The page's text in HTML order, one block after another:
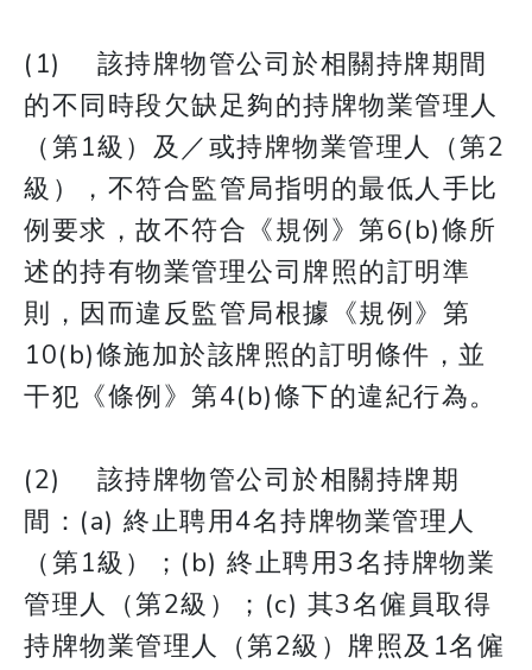
(1) 該持牌物管公司於相關持牌期間
的不同時段欠缺足夠的持牌物業管理人
（第1級）及／或持牌物業管理人（第2
級），不符合監管局指明的最低人手比
例要求，故不符合《規例》第6(b)條所
述的持有物業管理公司牌照的訂明準
則，因而違反監管局根據《規例》第
10(b)條施加於該牌照的訂明條件，並
干犯《條例》第4(b)條下的違紀行為。
(2) 該持牌物管公司於相關持牌期
間：(a) 終止聘用4名持牌物業管理人
（第1級）；(b) 終止聘用3名持牌物業
管理人（第2級）；(c) 其3名僱員取得
持牌物業管理人（第2級）牌照及1名僱